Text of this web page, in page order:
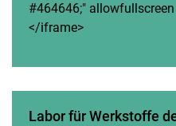
#464646;"
</iframe>
Labor für Werkstoffe